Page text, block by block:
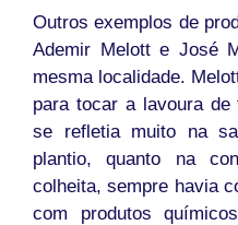
Outros exemplos de
Ademir Melott e José
mesma localidade.
para tocar a lavoura
se refletia muito na
plantio, quanto na
colheita, sempre havia
com produtos